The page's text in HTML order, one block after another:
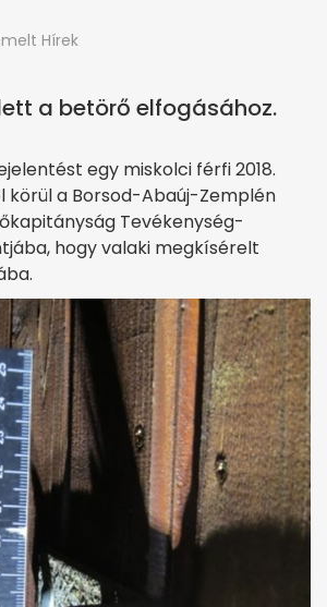
Hírek
a betörő elfogásához.
egy miskolci férfi 2018.
körül a Borsod-Abaúj-Zemplén
Tevékenység-
hogy valaki megkísérelt